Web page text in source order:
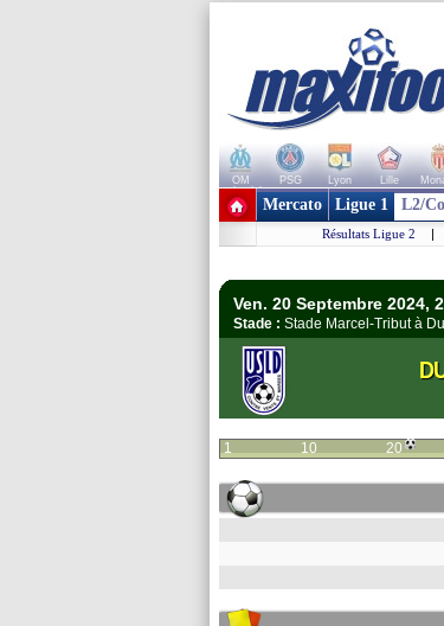
OM PSG Lyon Lille
+ de clubs
Mercato Ligue 1 L2/
Résultats Ligue 2 |
Ven. 20 Septembre 2024,
Stade : Stade Marcel-Tribut à
1 10 20